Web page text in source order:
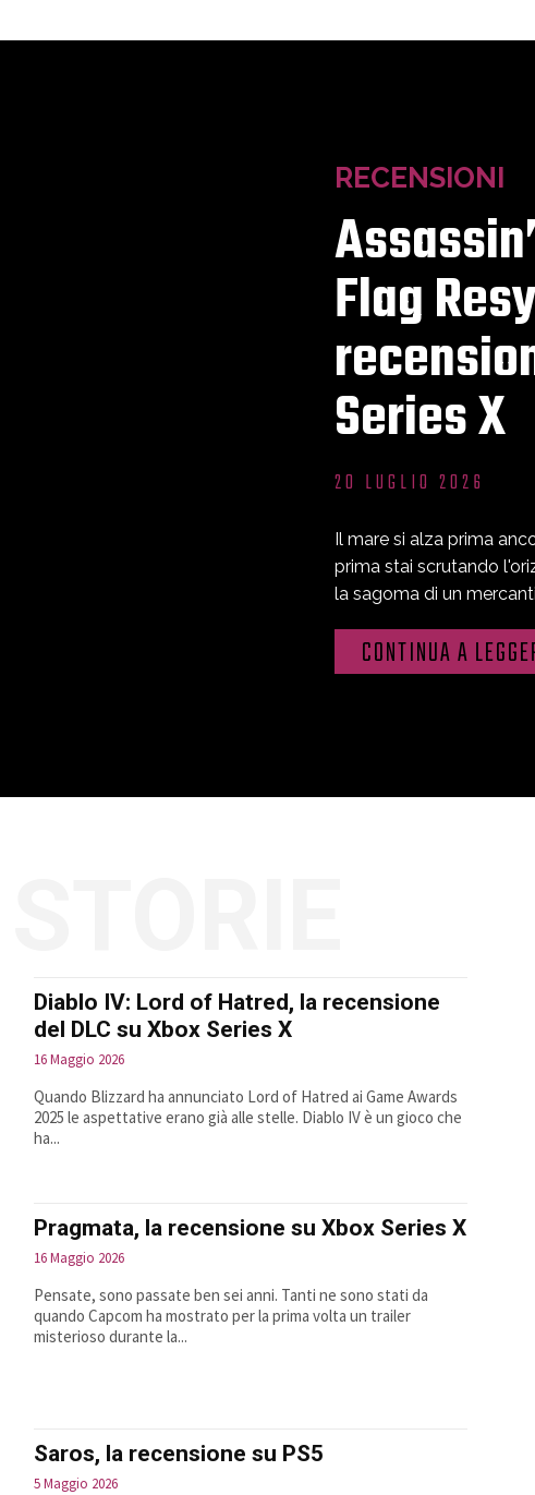
RECENSIONI
Flag
Series X
20 LUGLIO 2026
Il mare si alza prima
prima stai scrutando
la sagoma di un
CONTINUA A
Diablo IV: Lord of Hatred, la recensione
del DLC su Xbox Series X
16 Maggio 2026
Quando Blizzard ha annunciato Lord of Hatred ai Game Awards
2025 le aspettative erano già alle stelle. Diablo IV è un gioco che
ha...
Pragmata, la recensione su Xbox Series X
16 Maggio 2026
Pensate, sono passate ben sei anni. Tanti ne sono stati da
quando Capcom ha mostrato per la prima volta un trailer
misterioso durante la...
Saros, la recensione su PS5
5 Maggio 2026